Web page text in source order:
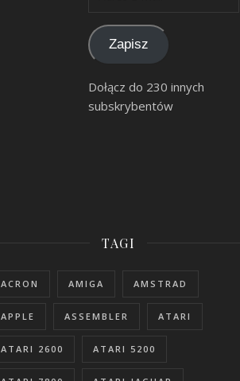
Zapisz
Dołącz do 230 innych
subskrybentów
TAGI
ACRON AMIGA AMSTRAD
APPLE ASSEMBLER ATARI
ATARI 2600 ATARI 5200